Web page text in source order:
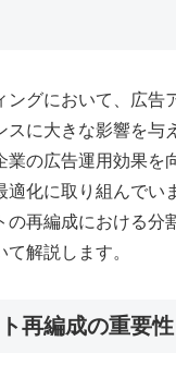
ングにおいて、広告
スに大きな影響を与
の広告運用効果を
適化に取り組んでい
の再編成における分
解説します。
再編成の重要性